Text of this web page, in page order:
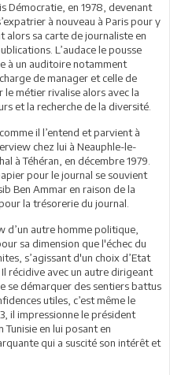
Démocratie, en 1978, devenant
à nouveau à Paris pour y
alors sa carte de journaliste en
L’audace le pousse
à un auditoire notamment
de manager et celle de
métier rivalise alors avec la
et la recherche de la diversité.
il l’entend et parvient à
chez lui à Neauphle-le-
à Téhéran, en décembre 1979.
pour le journal se souvient
Ben Ammar en raison de la
la trésorerie du journal.
d’un autre homme politique,
sa dimension que l'échec du
s’agissant d'un choix d’Etat
récidive avec un autre dirigeant
se démarquer des sentiers battus
utiles, c’est même le
il impressionne le président
en lui posant en
qui a suscité son intérêt et